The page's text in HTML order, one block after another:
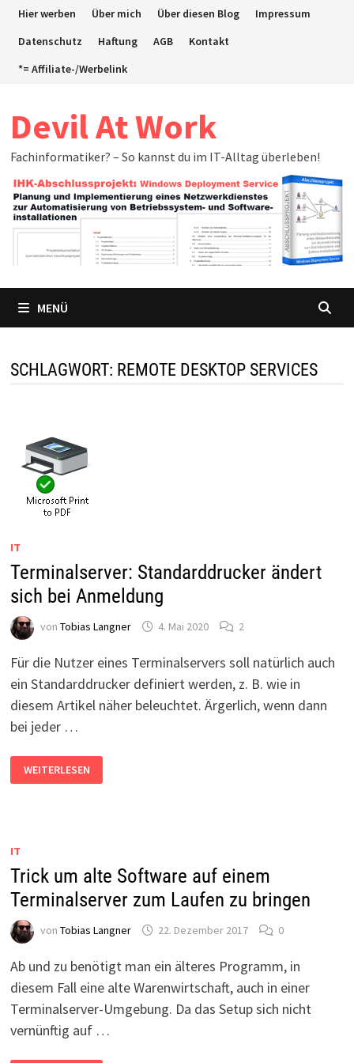
ZumHier werben Über mich Über diesen Blog
Impressum
Datenschutz
Haftung AGB
Kontakt
*= Affiliate-/Werbelink
Devil At Work
Fachinformatiker? – So kannst du im IT-Alltag überleben!
MENÜ
SCHLAGWORT: REMOTE DESKTOP SERVICES
IT
Terminalserver: Standarddrucker ändert
sich bei Anmeldung
von Tobias Langner 4. Mai 2020 2
Für die Nutzer eines Terminalservers soll natürlich auch
ein Standarddrucker definiert werden, z. B. wie in
diesem Artikel näher beleuchtet. Ärgerlich, wenn dann
bei jeder …
TERMINALSERVER:
STANDARDDRUCKER
ÄNDERT
WEITERLESEN
IT
Trick um alte Software auf einem
Terminalserver zum Laufen zu bringen
von Tobias Langner 22. Dezember 2017 0
Ab und zu benötigt man ein älteres Programm, in
diesem Fall eine alte Warenwirtschaft, auch in einer
Terminalserver-Umgebung. Da das Setup sich nicht
vernünftig auf …